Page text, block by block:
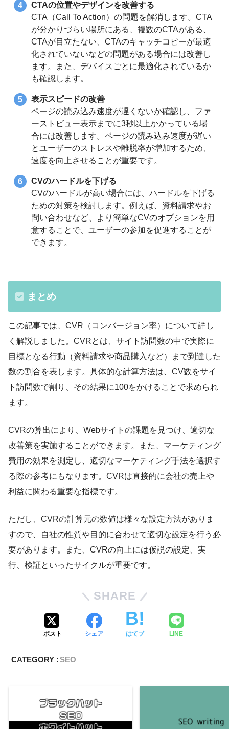
CTAの位置やデザインを改善する
CTA（Call To Action）の問題を解消します。CTA
が分かりづらい場所にある、複数のCTAがある、
CTAが目立たない、CTAのキャッチコピーが最適
化されていないなどの問題がある場合には改善し
ます。また、デバイスごとに最適化されているか
も確認します。
表示スピードの改善
ページの読み込み速度が遅くないか確認し、ファ
ーストビュー表示までに3秒以上かかっている場
合には改善します。ページの読み込み速度が遅い
とユーザーのストレスや離脱率が増加するため、
速度を向上させることが重要です。
CVのハードルを下げる
CVのハードルが高い場合には、ハードルを下げる
ための対策を検討します。例えば、資料請求やお
問い合わせなど、より簡単なCVのオプションを用
意することで、ユーザーの参加を促進することが
できます。
まとめ
この記事では、CVR（コンバージョン率）について詳し
く解説しました。CVRとは、サイト訪問数の中で実際に
目標となる行動（資料請求や商品購入など）まで到達した
数の割合を表します。具体的な計算方法は、CV数をサイ
ト訪問数で割り、その結果に100をかけることで求められ
ます。
CVRの算出により、Webサイトの課題を見つけ、適切な
改善策を実施することができます。また、マーケティング
費用の効果を測定し、適切なマーケティング手法を選択す
る際の参考にもなります。CVRは直接的に会社の売上や
利益に関わる重要な指標です。
ただし、CVRの計算元の数値は様々な設定方法がありま
すので、自社の性質や目的に合わせて適切な設定を行う必
要があります。また、CVRの向上には仮説の設定、実
行、検証といったサイクルが重要です。
SHARE
ポスト シェア はてブ LINE
CATEGORY :SEO